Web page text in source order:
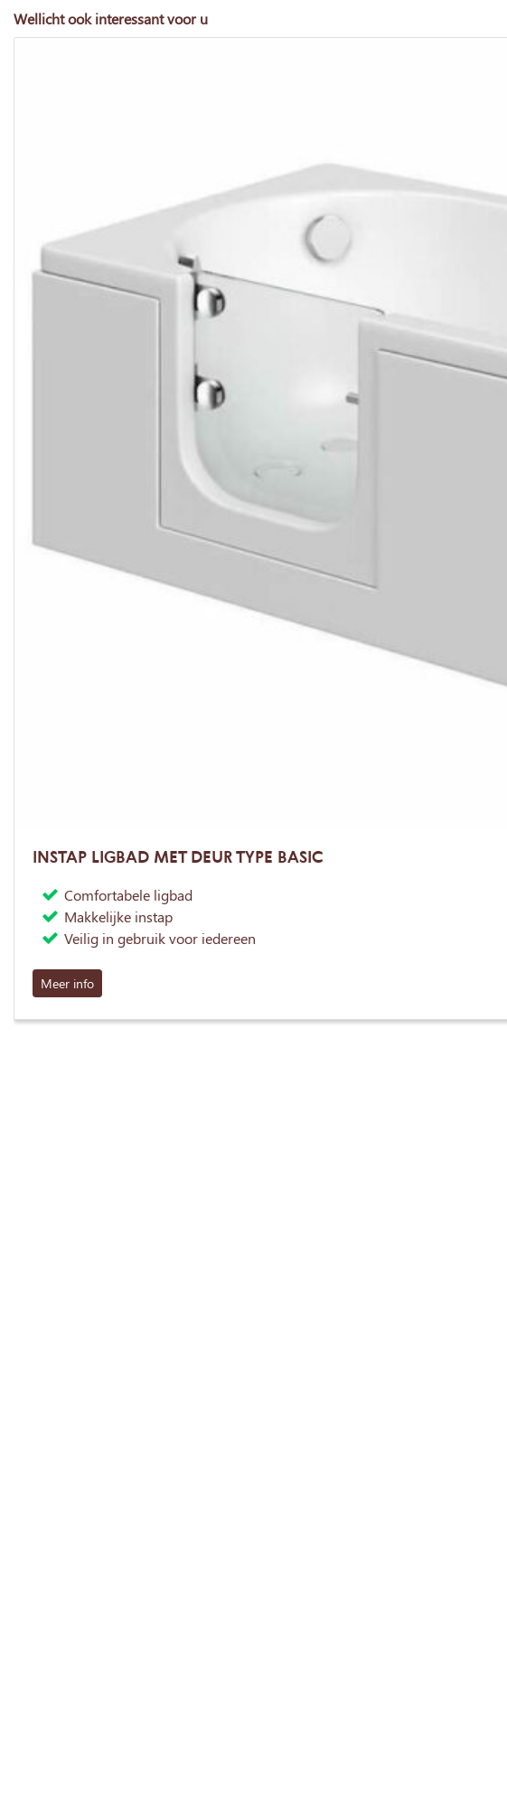
Wellicht ook interessant voor u
INSTAP LIGBAD MET DEUR TYPE BASIC
Comfortabele ligbad
Makkelijke instap
Veilig in gebruik voor iedereen
Meer info